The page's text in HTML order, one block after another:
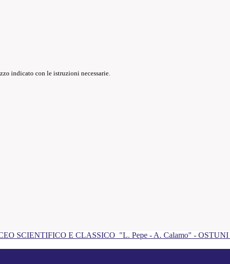
indicato con le istruzioni necessarie.
SCIENTIFICO E CLASSICO "L. Pepe - A. Calamo" - OSTUNI